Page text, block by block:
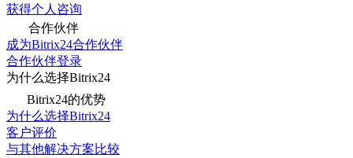
获得个人咨询
合作伙伴
成为Bitrix24合作伙伴
合作伙伴登录
为什么选择Bitrix24
Bitrix24的优势
为什么选择Bitrix24
客户评价
与其他解决方案比较